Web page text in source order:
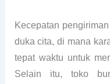
Kecepatan
duka cita, di mana
tepat waktu untuk
Selain itu, toko